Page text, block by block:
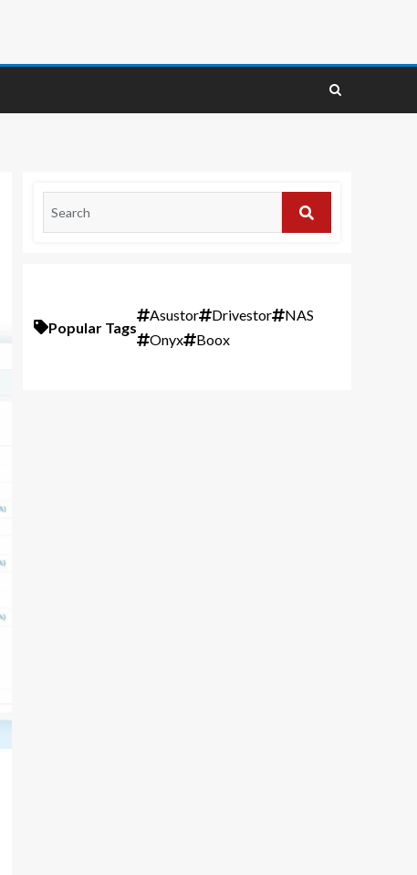
Popular Tags
Asustor Drivestor
NAS
Onyx
Boox